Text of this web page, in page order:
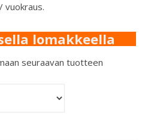
vuokraus.
lomakkeella
seuraavan tuotteen